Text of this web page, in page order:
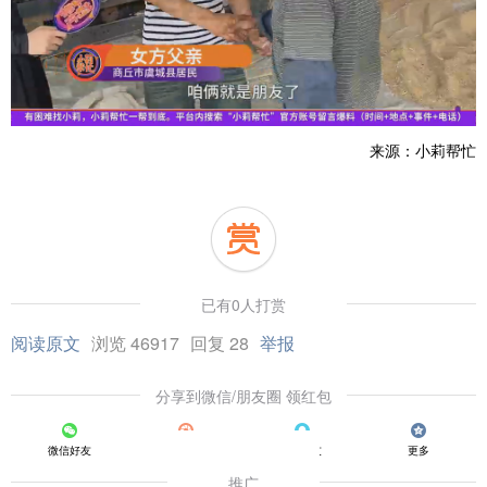
来源：小莉帮忙
已有0人打赏
阅读原文 浏览 46917 回复 28 举报
分享到微信/朋友圈 领红包
微信好友 QQ好友 更多